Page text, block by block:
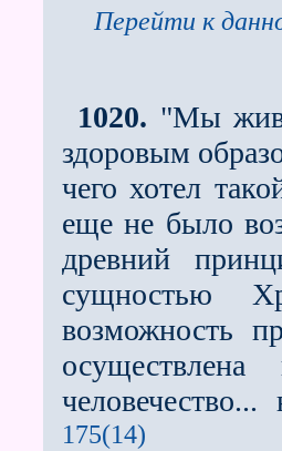
Перейти к
1020. "Мы
здоровым
чего хотел
ещe не было
древний
сущностью
возможность
175(14)